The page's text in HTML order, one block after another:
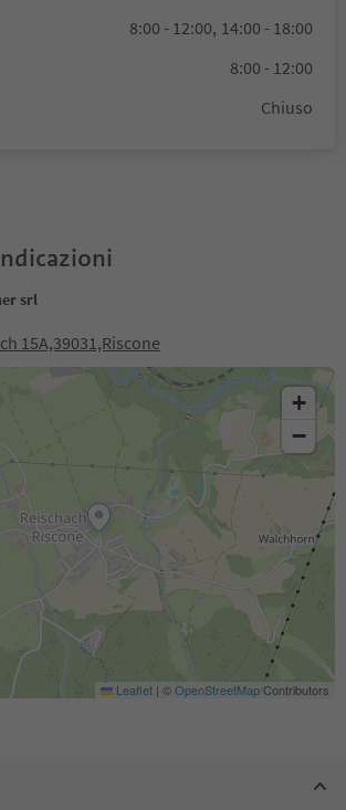
8:00 - 12:00, 14:00 - 18:00
8:00 - 12:00
Chiuso
srl
15A,39031,Riscone
+
−
Leaflet | ©OpenStreetMapContributors